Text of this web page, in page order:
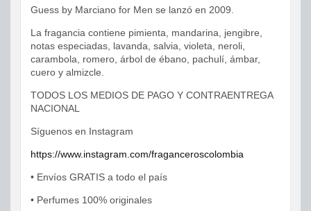
Guess by Marciano for Men se lanzó en 2009.
La fragancia contiene pimienta, mandarina, jengibre,
notas especiadas, lavanda, salvia, violeta, neroli,
carambola, romero, árbol de ébano, pachulí, ámbar,
cuero y almizcle.
TODOS LOS MEDIOS DE PAGO Y CONTRAENTREGA
NACIONAL
Síguenos en Instagram
https://www.instagram.com/fraganceroscolombia
• Envíos GRATIS a todo el país
• Perfumes 100% originales